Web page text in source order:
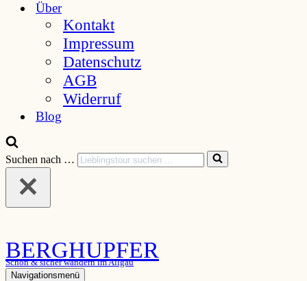
Über
Kontakt
Impressum
Datenschutz
AGB
Widerruf
Blog
Suchen nach …
BERGHUPFER
Schön & sicher wandern im Allgäu
Navigationsmenü